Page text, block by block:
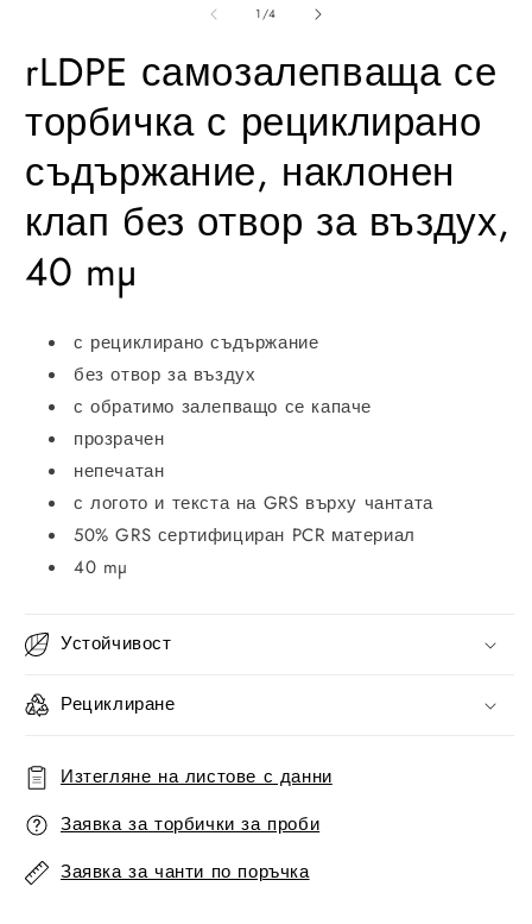
1/от
4
rLDPE самозалепваща се
торбичка с рециклирано
съдържание, наклонен
клап без отвор за въздух,
40 mµ
с рециклирано съдържание
без отвор за въздух
с обратимо залепващо се капаче
прозрачен
непечатан
с логото и текста на GRS върху чантата
50% GRS сертифициран PCR материал
40 mµ
Устойчивост
Рециклиране
Изтегляне на листове с данни
Заявка за торбички за проби
Заявка за чанти по поръчка